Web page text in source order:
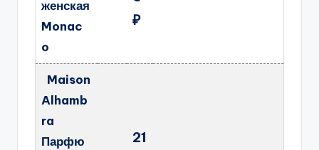
женская
Monac
o
₽
Maison
Alhamb
ra
Парфю
21